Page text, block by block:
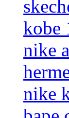
kobe
nike
nike